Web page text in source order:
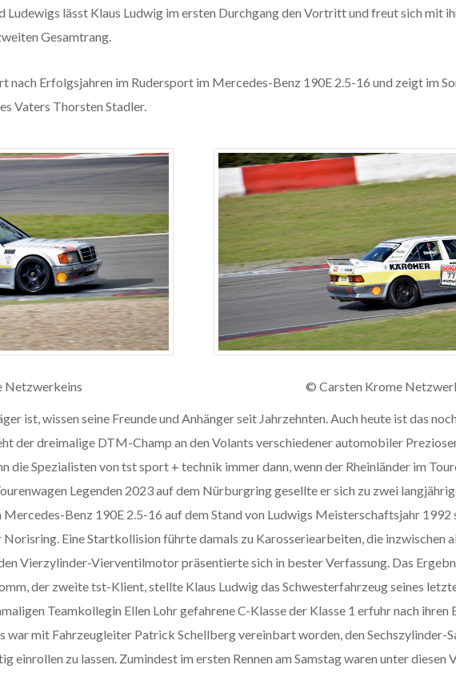
lässt Klaus Ludwig im ersten Durchgang den Vortritt und freut sich mit
Gesamtrang.
nach Erfolgsjahren im Rudersport im Mercedes-Benz 190E 2.5-16 und zeigt im
Vaters Thorsten Stadler.
Netzwerkeins © Carsten Krome
ist, wissen seine Freunde und Anhänger seit Jahrzehnten. Auch heute ist das
der dreimalige DTM-Champ an den Volants verschiedener automobiler
die Spezialisten von tst sport + technik immer dann, wenn der Rheinländer im
Legenden 2023 auf dem Nürburgring gesellte er sich zu zwei
Benz 190E 2.5-16 auf dem Stand von Ludwigs Meisterschaftsjahr 1992
Eine Startkollision führte damals zu Karosseriearbeiten, die inzwischen
Vierzylinder-Vierventilmotor präsentierte sich in bester Verfassung. Das
der zweite tst-Klient, stellte Klaus Ludwig das Schwesterfahrzeug seines
Teamkollegin Ellen Lohr gefahrene C-Klasse der Klasse 1 erfuhr nach ihren
war mit Fahrzeugleiter Patrick Schellberg vereinbart worden, den Sechszylinder-
einrollen zu lassen. Zumindest im ersten Rennen am Samstag waren unter diesen